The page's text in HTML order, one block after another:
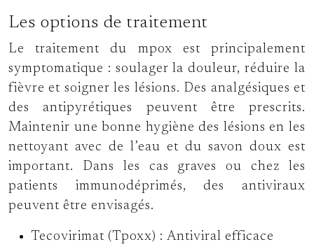
Les options de traitement
Le traitement du mpox est principalement
symptomatique : soulager la douleur, réduire la
fièvre et soigner les lésions. Des analgésiques et
des antipyrétiques peuvent être prescrits.
Maintenir une bonne hygiène des lésions en les
nettoyant avec de l’eau et du savon doux est
important. Dans les cas graves ou chez les
patients immunodéprimés, des antiviraux
peuvent être envisagés.
Tecovirimat (Tpoxx) : Antiviral efficace